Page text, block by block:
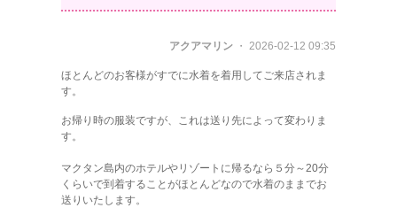
アクアマリン ・ 2026-02-12 09:35
ほとんどのお客様がすでに水着を着用してご来店されま
す。
お帰り時の服装ですが、これは送り先によって変わりま
す。
マクタン島内のホテルやリゾートに帰るなら５分～20分
くらいで到着することがほとんどなので水着のままでお
送りいたします。